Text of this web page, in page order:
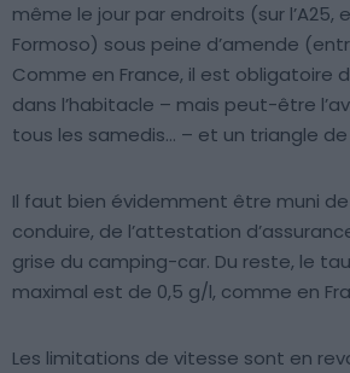
même le jour par endroits (sur l’A25,
Formoso) sous peine d’amende
Comme en France, il est obligatoire
dans l’habitacle – mais peut-être
tous les samedis… – et un triangle
Il faut bien évidemment être muni
conduire, de l’attestation
grise du camping-car. Du reste, le
maximal est de 0,5 g/l, comme en
Les limitations de vitesse sont en